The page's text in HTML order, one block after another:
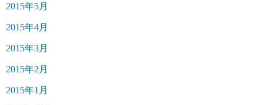
2015年5月
2015年4月
2015年3月
2015年2月
2015年1月